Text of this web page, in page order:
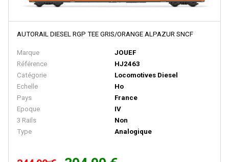
LSM (Limited Series Models)
MAINLINE RAILWAYS
MAKETTE
MANTUA
MARCEL JOLLY MODELISME
MARKLIN
AUTORAIL DIESEL RGP TEE GRIS/ORANGE ALPAZUR SNCF
Marque
JOUEF
Référence
HJ2463
Catégorie
Locomotives Diesel
Echelle
Ho
Pays
France
Epoque
IV
3 Rails
Non
Type
Analogique